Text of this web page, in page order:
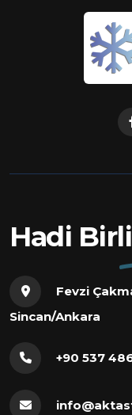
Hadi
Fevzi
Sincan/Ankara
+90 537